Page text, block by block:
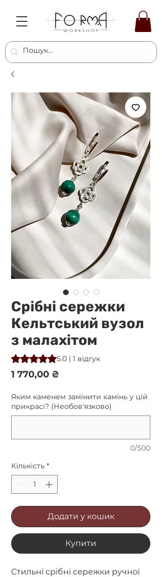
Срібні сережки
Кельтський вузол
з малахітом
Рейтинг: 5.0 із 5 зірок на основі 1 відгуку
5.0 | 1 відгук
1 770,00 ₴
Яким каменем замінити камінь у цій
прикрасі? (Необов'язково)
0/500
Кількість *
Додати у кошик
Купити
Стильні срібні сережки ручної